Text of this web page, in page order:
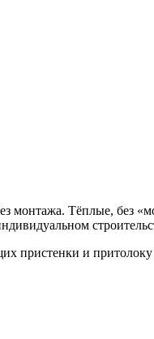
монтажа. Тёплые, без
пристенки и